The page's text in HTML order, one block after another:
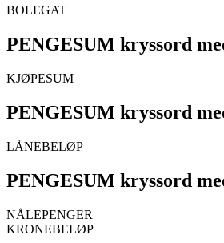
BOLEGAT
PENGESUM kryssord
KJØPESUM
PENGESUM kryssord
LÅNEBELØP
PENGESUM kryssord
NÅLEPENGER
KRONEBELØP